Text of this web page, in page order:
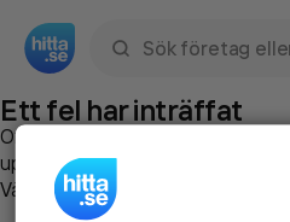
Ett fel har inträffat
Om du vill kan du
uppstod så att vi lättare och
Vänligen försök med följande: